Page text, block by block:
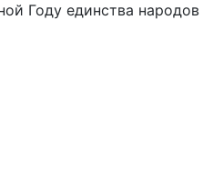
Году единства